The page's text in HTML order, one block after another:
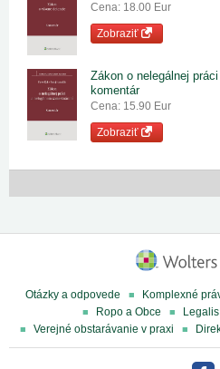
Cena: 18.00 Eur
Zobraziť
Zákon o nelegálnej
komentár
Cena: 15.90 Eur
Zobraziť
Otázky a odpovede Komplexné
Ropo a Obce
Legalis
Verejné obstarávanie v praxi